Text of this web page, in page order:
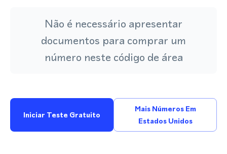
Não é necessário apresentar
documentos para comprar um
número neste código de área
Iniciar Teste Gratuito
Mais Números Em
Estados Unidos